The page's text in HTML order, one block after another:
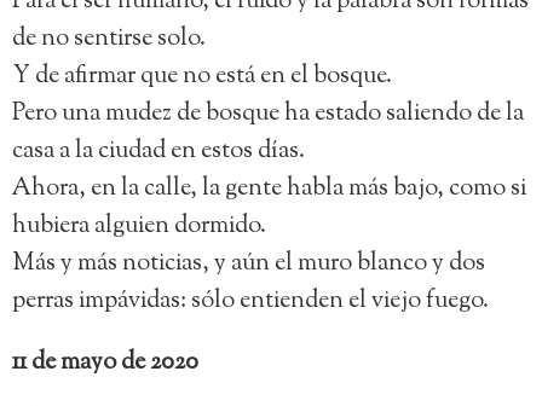
de no sentirse solo.
Y de afirmar que no está en el bosque.
Pero una mudez de bosque ha estado saliendo de la
casa a la ciudad en estos días.
Ahora, en la calle, la gente habla más bajo, como si
hubiera alguien dormido.
Más y más noticias, y aún el muro blanco y dos
perras impávidas: sólo entienden el viejo fuego.
11 de mayo de 2020